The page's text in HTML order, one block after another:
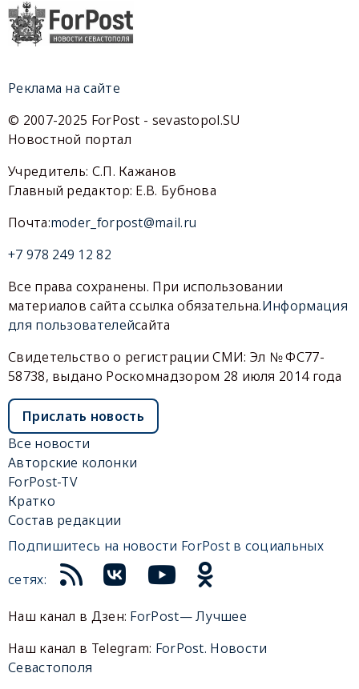
Реклама на сайте
© 2007-2025 ForPost - sevastopol.SU
Новостной портал
Учредитель: С.П. Кажанов
Главный редактор: Е.В. Бубнова
Почта:moder_forpost@mail.ru
+7 978 249 12 82
Все права сохранены. При использовании
материалов сайта ссылка обязательна.Информация
для пользователейсайта
Свидетельство о регистрации СМИ: Эл № ФС77-
58738, выдано Роскомнадзором 28 июля 2014 года
Прислать новость
Все новости
Авторские колонки
ForPost-TV
Кратко
Состав редакции
Подпишитесь на новости ForPost в социальных
сетях:
Наш канал в Дзен: ForPost— Лучшее
Наш канал в Telegram: ForPost. Новости
Севастополя